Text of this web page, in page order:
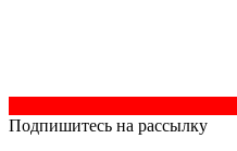
Подпишитесь на рассылку